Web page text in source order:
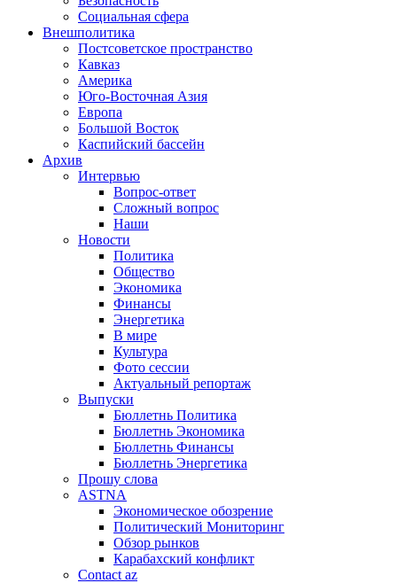
Социальная сфера
Внешполитика
Постсоветское пространство
Кавказ
Америка
Юго-Восточная Азия
Европа
Большой Восток
Каспийский бассейн
Архив
Интервью
Вопрос-ответ
Сложный вопрос
Наши
Новости
Политика
Общество
Экономика
Финансы
Энергетика
В мире
Культура
Фото сессии
Актуальный репортаж
Выпуски
Бюллетнь Политика
Бюллетнь Экономика
Бюллетнь Финансы
Бюллетнь Энергетика
Прошу слова
ASTNA
Экономическое обозрение
Политический Мониторинг
Обзор рынков
Карабахский конфликт
Contact az